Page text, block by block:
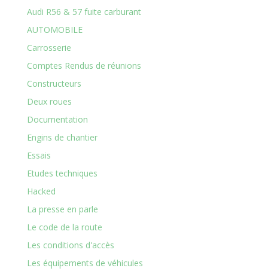
Audi R56 & 57 fuite carburant
AUTOMOBILE
Carrosserie
Comptes Rendus de réunions
Constructeurs
Deux roues
Documentation
Engins de chantier
Essais
Etudes techniques
Hacked
La presse en parle
Le code de la route
Les conditions d'accès
Les équipements de véhicules